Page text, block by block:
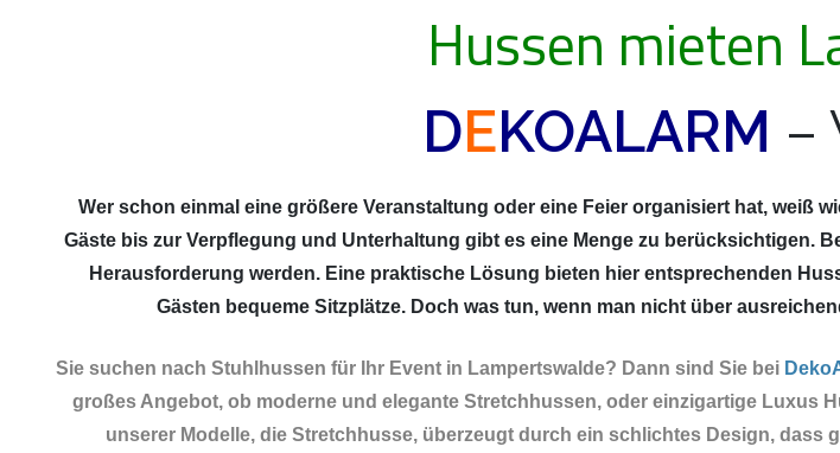
Hussen mieten
DEKOALARM –
Wer schon einmal eine größere Veranstaltung oder eine Feier organisiert hat, weiß
Gäste bis zur Verpflegung und Unterhaltung gibt es eine Menge zu berücksichtigen.
Herausforderung werden. Eine praktische Lösung bieten hier entsprechenden
Gästen bequeme Sitzplätze. Doch was tun, wenn man nicht über
Sie suchen nach Stuhlhussen für Ihr Event in Lampertswalde? Dann sind Sie bei
großes Angebot, ob moderne und elegante Stretchhussen, oder einzigartige Luxus
unserer Modelle, die Stretchhusse, überzeugt durch ein schlichtes Design,